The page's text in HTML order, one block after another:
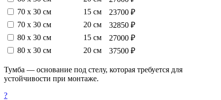
70 х 30 см
15 см
23700 ₽
70 х 30 см
20 см
32850 ₽
80 х 30 см
15 см
27000 ₽
80 х 30 см
20 см 37500 ₽
Тумба — основание под стелу, которая требуется для
устойчивости при монтаже.
?